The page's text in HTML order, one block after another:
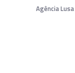
Agência Lusa